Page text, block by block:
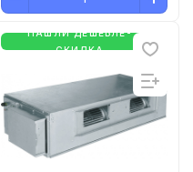
НАШЛИ ДЕШЕВЛЕ-
СКИДКА